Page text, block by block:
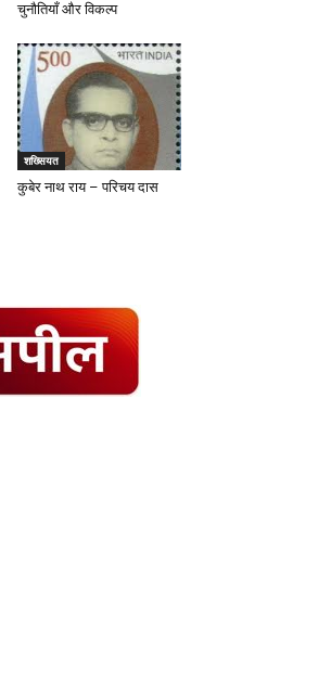
चुनौतियाँ और विकल्प
शख्सियत
कुबेर नाथ राय – परिचय दास